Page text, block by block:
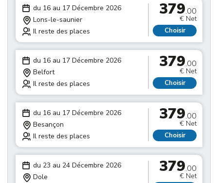
du 16 au 17 Décembre 2026
Lons-le-saunier
Il reste des places
379.00
€ Net
Choisir
du 16 au 17 Décembre 2026
Belfort
Il reste des places
379.00
€ Net
Choisir
du 16 au 17 Décembre 2026
Besançon
Il reste des places
379.00
€ Net
Choisir
du 23 au 24 Décembre 2026
Dole
379.00
€ Net